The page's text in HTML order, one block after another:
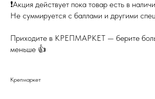
❗️Акция действует пока товар есть в
Не суммируется с баллами и другими
Приходите в КРЕПМАРКЕТ — берите
меньше 👍
Крепмаркет